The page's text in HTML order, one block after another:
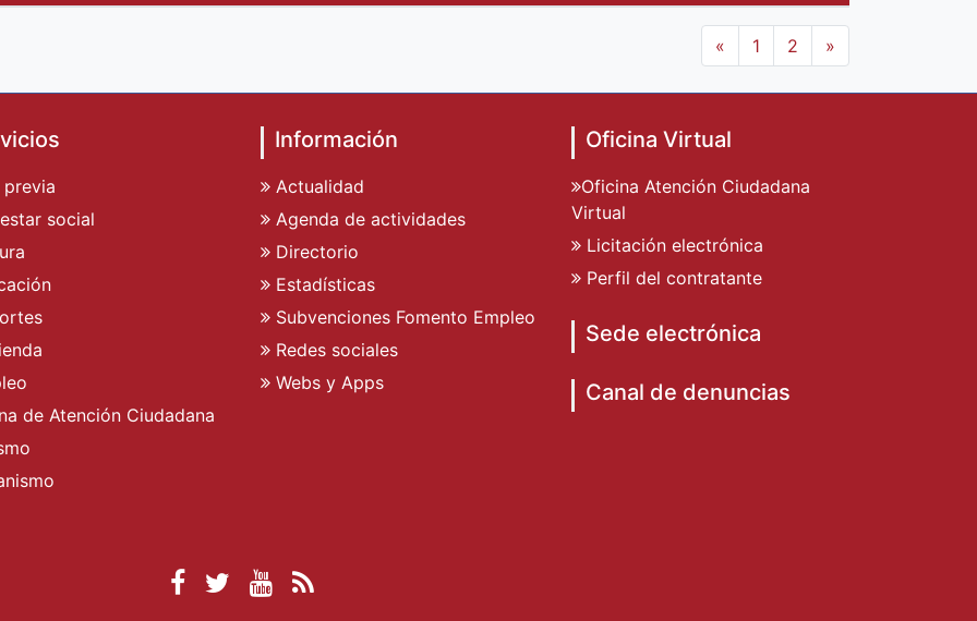
« 1 2 »
social
de Atención Ciudadana
Información
Actualidad
Agenda de actividades
Directorio
Estadísticas
Subvenciones Fomento Empleo
Redes sociales
Webs y Apps
Oficina Virtual
Oficina Atención Ciudadana
Virtual
Licitación electrónica
Perfil del contratante
Sede electrónica
Canal de denuncias
Facebook Ayuntamiento de Dénia
Twitter Ayuntamiento de Dénia
YouTube Ayuntamiento de Dénia